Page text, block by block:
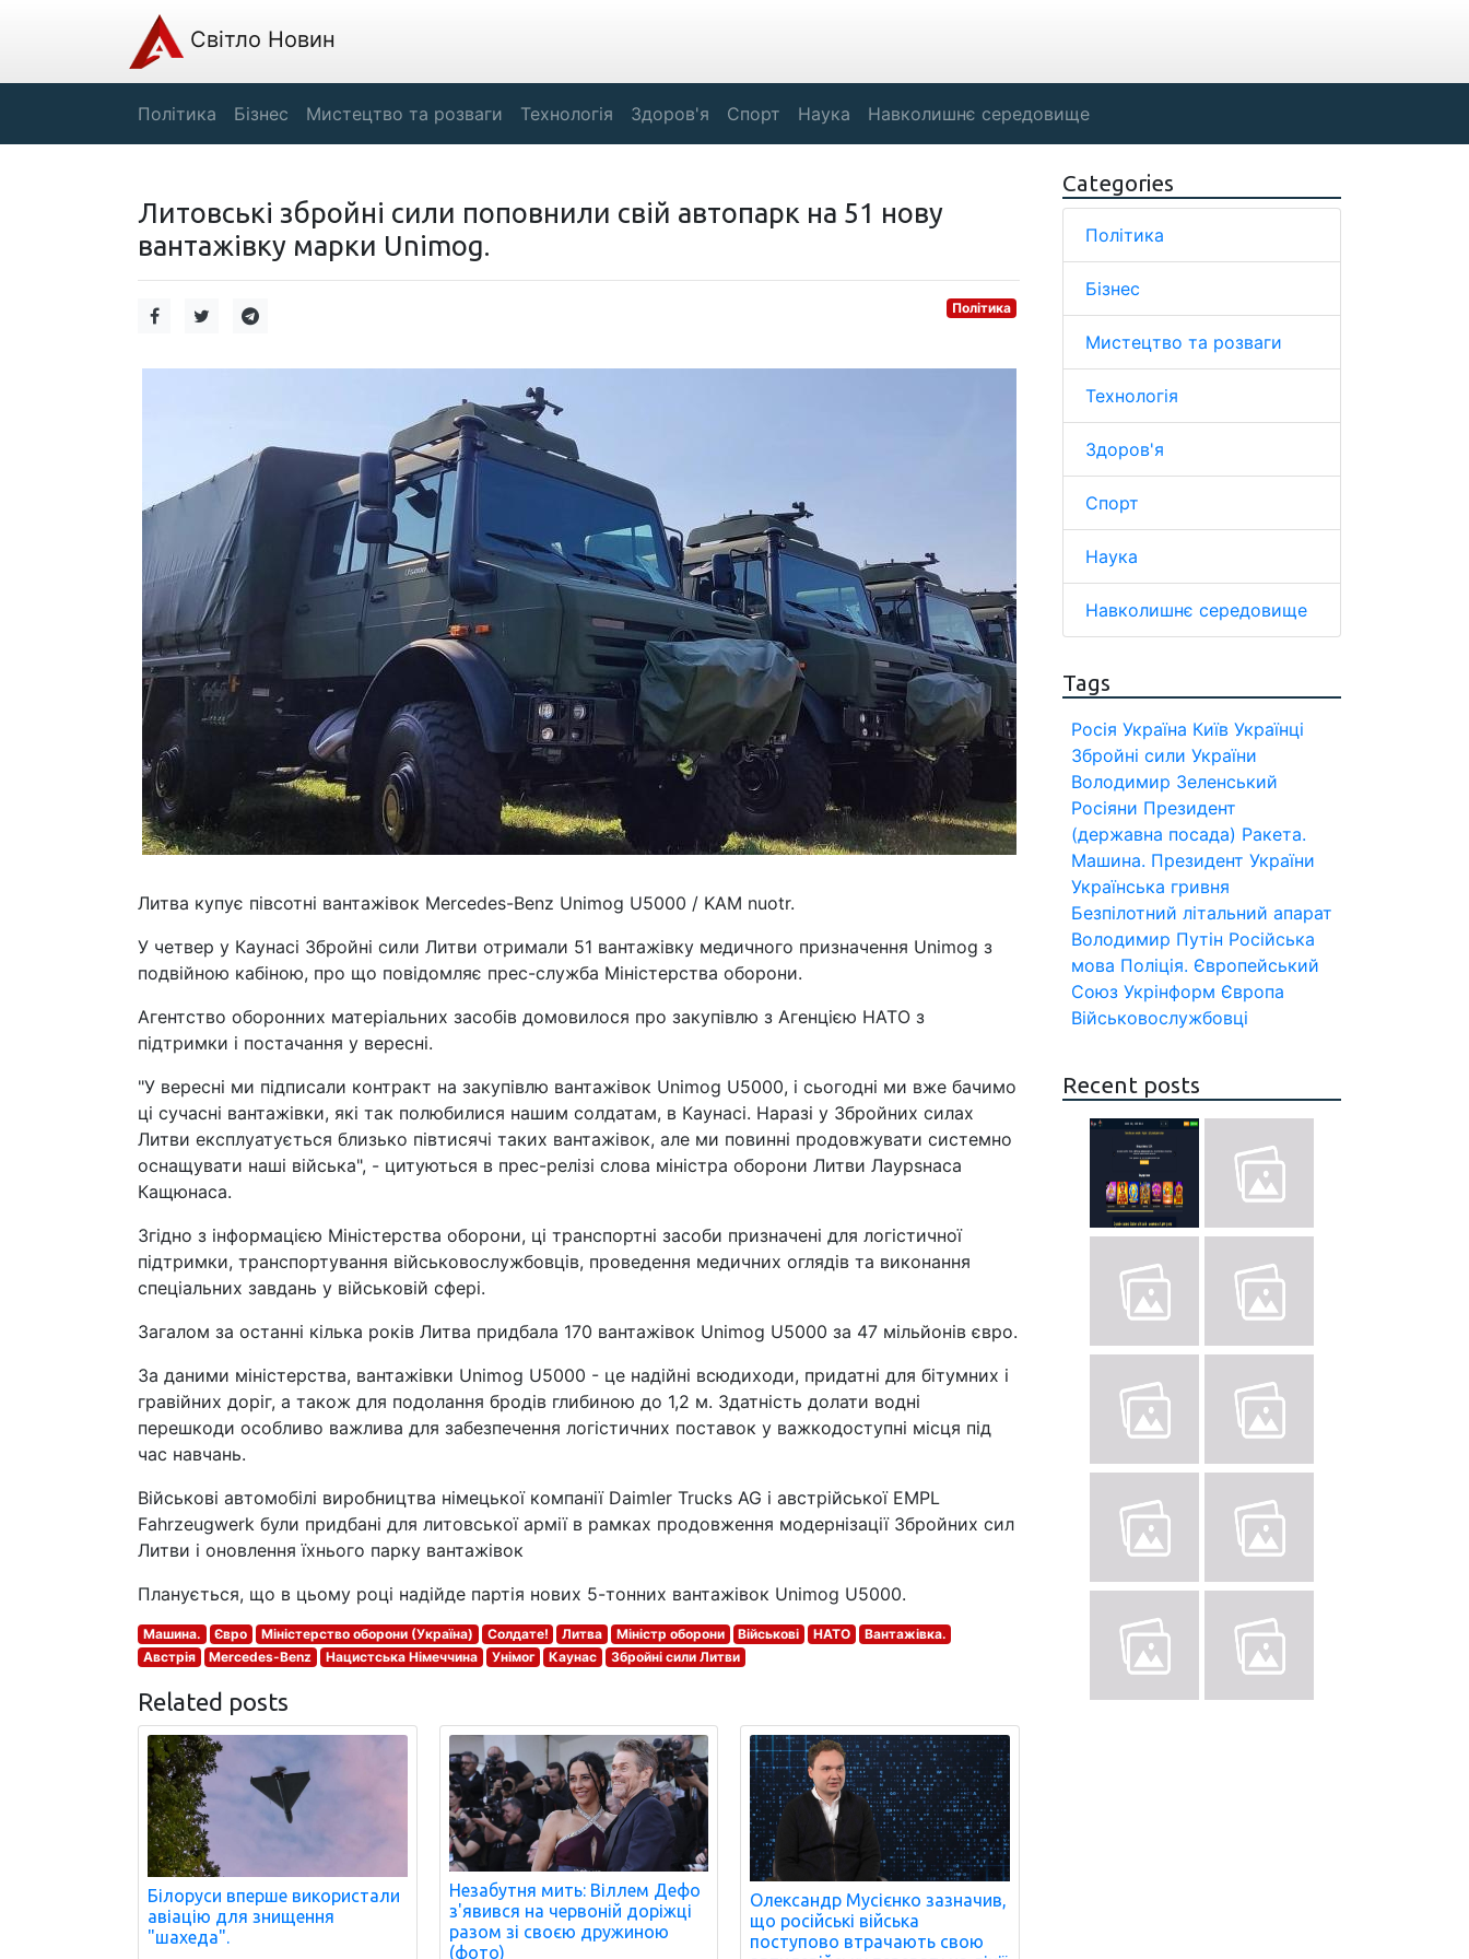
Світло Новин
Політика Бізнес Мистецтво та розваги Технологія Здоров'я Спорт Наука Навколишнє середовище
Литовські збройні сили поповнили свій автопарк на 51 нову
вантажівку марки Unimog.
Політика
Литва купує півсотні вантажівок Mercedes-Benz Unimog U5000 / KAM nuotr.
У четвер у Каунасі Збройні сили Литви отримали 51 вантажівку медичного призначення Unimog з
подвійною кабіною, про що повідомляє прес-служба Міністерства оборони.
Агентство оборонних матеріальних засобів домовилося про закупівлю з Агенцією НАТО з
підтримки і постачання у вересні.
"У вересні ми підписали контракт на закупівлю вантажівок Unimog U5000, і сьогодні ми вже бачимо
ці сучасні вантажівки, які так полюбилися нашим солдатам, в Каунасі. Наразі у Збройних силах
Литви експлуатується близько півтисячі таких вантажівок, але ми повинні продовжувати системно
оснащувати наші війська", - цитуються в прес-релізі слова міністра оборони Литви Лаурsнаса
Кащюнаса.
Згідно з інформацією Міністерства оборони, ці транспортні засоби призначені для логістичної
підтримки, транспортування військовослужбовців, проведення медичних оглядів та виконання
спеціальних завдань у військовій сфері.
Загалом за останні кілька років Литва придбала 170 вантажівок Unimog U5000 за 47 мільйонів євро.
За даними міністерства, вантажівки Unimog U5000 - це надійні всюдиходи, придатні для бітумних і
гравійних доріг, а також для подолання бродів глибиною до 1,2 м. Здатність долати водні
перешкоди особливо важлива для забезпечення логістичних поставок у важкодоступні місця під
час навчань.
Військові автомобілі виробництва німецької компанії Daimler Trucks AG і австрійської EMPL
Fahrzeugwerk були придбані для литовської армії в рамках продовження модернізації Збройних сил
Литви і оновлення їхнього парку вантажівок
Планується, що в цьому році надійде партія нових 5-тонних вантажівок Unimog U5000.
Машина. Євро Міністерство оборони (Україна) Солдате! Литва Міністр оборони Військові НАТО
Вантажівка.
Австрія
Mercedes-Benz Нацистська Німеччина Унімог Каунас Збройні сили Литви
Related posts
Білоруси вперше використали
авіацію для знищення
"шахеда".
Незабутня мить: Віллем Дефо
з'явився на червоній доріжці
разом зі своєю дружиною
(фото)
Олександр Мусієнко зазначив,
що російські війська
поступово втрачають свою
Categories
Політика
Бізнес
Мистецтво та розваги
Технологія
Здоров'я
Спорт
Наука
Навколишнє середовище
Tags
Росія Україна Київ Українці
Збройні сили України
Володимир Зеленський
Росіяни Президент
(державна посада) Ракета.
Машина. Президент України
Українська гривня
Безпілотний літальний апарат
Володимир Путін Російська
мова Поліція. Європейський
Союз Укрінформ Європа
Військовослужбовці
Recent posts